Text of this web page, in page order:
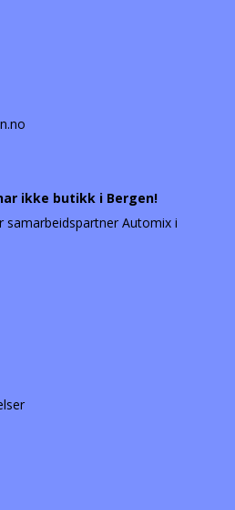
ikke butikk i Bergen!
samarbeidspartner Automix i